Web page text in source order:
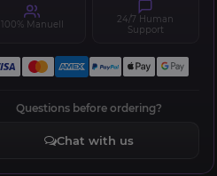
100% Manuell
24/7 Human
Support
Questions before ordering?
Chat with us